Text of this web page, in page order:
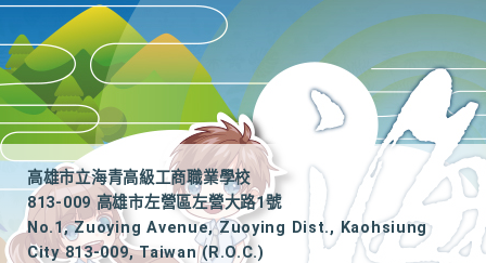
高雄市立海青高級工商職業學校
813-009 高雄市左營區左營大路1號
No.1, Zuoying Avenue, Zuoying Dist., Kaohsiung
City 813-009, Taiwan (R.O.C.)